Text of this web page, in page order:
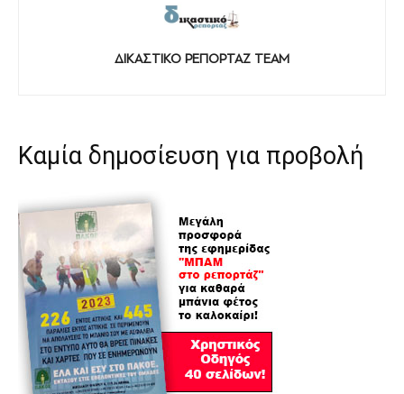
ΔΙΚΑΣΤΙΚΟ ΡΕΠΟΡΤΑΖ TEAM
Καμία δημοσίευση για προβολή